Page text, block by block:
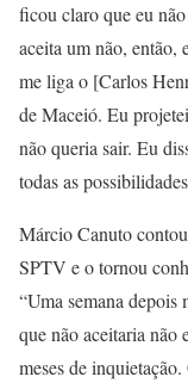
ficou claro que eu
aceita um não, então,
me liga o [Carlos
de Maceió. Eu
não queria sair. Eu
todas as
Márcio Canuto
SPTV e o tornou
“Uma semana
que não aceitaria não
meses de